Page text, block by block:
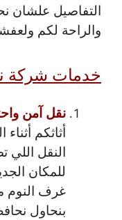
التفاصيل علشان
والراحة لكم
خدمات شركة
نقل آمن
أثاثكم
النقل
للمكان
غرف النوم
بنحاول